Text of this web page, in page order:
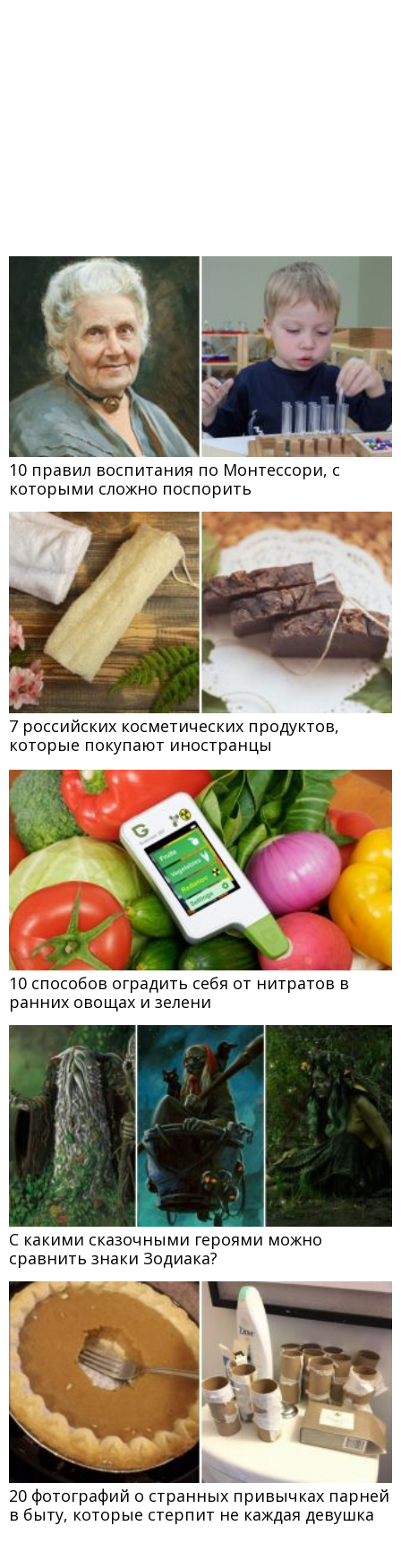
10 правил воспитания по Монтессори, с
которыми сложно поспорить
7 российских косметических продуктов,
которые покупают иностранцы
10 способов оградить себя от нитратов в
ранних овощах и зелени
С какими сказочными героями можно
сравнить знаки Зодиака?
20 фотографий о странных привычках парней
в быту, которые стерпит не каждая девушка